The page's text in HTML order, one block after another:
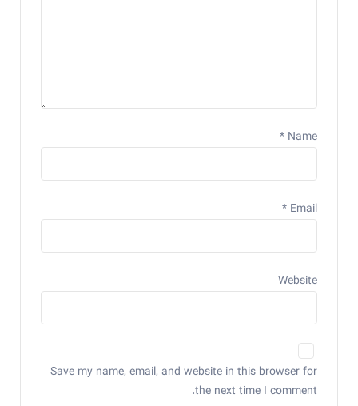
Name
*
Email
*
Website
Save my name, email, and website in this browser for
the next time I comment.